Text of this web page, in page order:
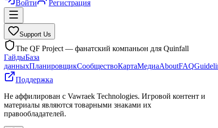
Войти Регистрация
Support Us
The QF Project — фанатский компаньон для Quinfall
ГайдыБаза
данныхПланировщикСообществоКартаМедиаAboutFAQ
Поддержка
Не аффилирован с Vawraek Technologies. Игровой контент и
материалы являются товарными знаками их
правообладателей.